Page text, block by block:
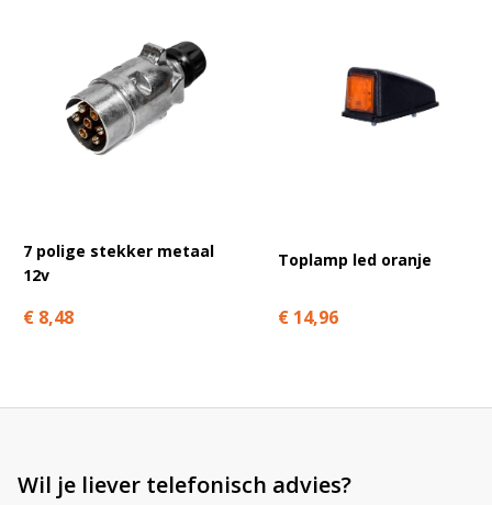
7 polige stekker metaal
12v
€ 8,48
Toplamp led oranje
€ 14,96
Wil je liever telefonisch advies?
i
e